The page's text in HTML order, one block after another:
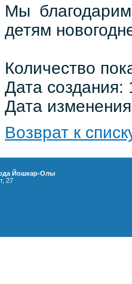
Мы
детям
Количество
Дата
Дата
Возврат к
Йошкар-Олы
27